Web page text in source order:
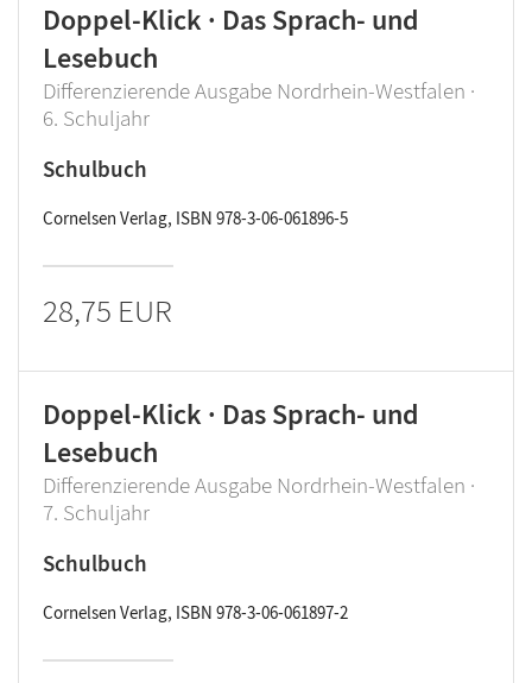
Doppel-Klick · Das Sprach- und
Lesebuch
Differenzierende Ausgabe Nordrhein-Westfalen ·
6. Schuljahr
Schulbuch
Cornelsen Verlag, ISBN 978-3-06-061896-5
28,75 EUR
Doppel-Klick · Das Sprach- und
Lesebuch
Differenzierende Ausgabe Nordrhein-Westfalen ·
7. Schuljahr
Schulbuch
Cornelsen Verlag, ISBN 978-3-06-061897-2